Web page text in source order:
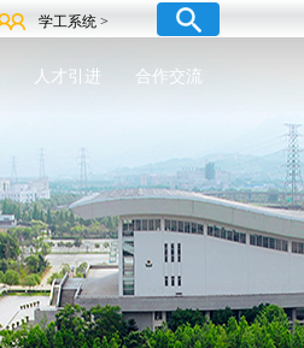
学工系统 >
人才引进 合作交流